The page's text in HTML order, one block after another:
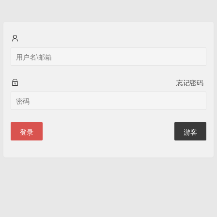
忘记密码
登录 游客